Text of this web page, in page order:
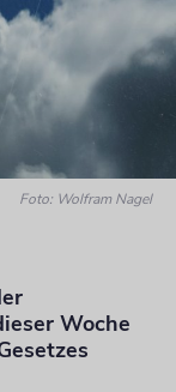
Foto: Wolfram Nagel
Woche